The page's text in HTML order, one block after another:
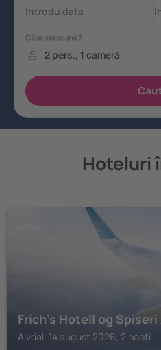
Hoteluri
Frich's Hotell og Spiseri
Alvdal, 14 august 2026, 2 nopți